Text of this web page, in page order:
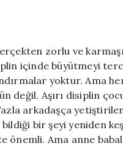
zorlu ve
içinde büyütmeyi
yoktur. Ama
değil. Aşırı disiplin
arkadaşça
bir şeyi yeniden
önemli. Ama anne